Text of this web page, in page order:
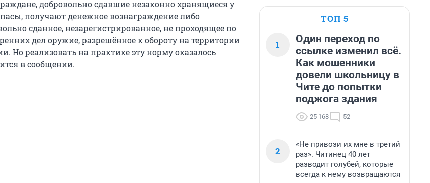
добровольно сдавшие незаконно хранящиеся у
получают денежное вознаграждение либо
сданное, незарегистрированное, не проходящее по
дел оружие, разрешённое к обороту на территории
Но реализовать на практике эту норму оказалось
в сообщении.
ТОП 5
1
Один переход по
ссылке изменил всё.
Как мошенники
довели школьницу в
Чите до попытки
поджога здания
25 168 52
2
«Не привози их мне в третий
раз». Читинец 40 лет
разводит голубей, которые
всегда к нему возвращаются